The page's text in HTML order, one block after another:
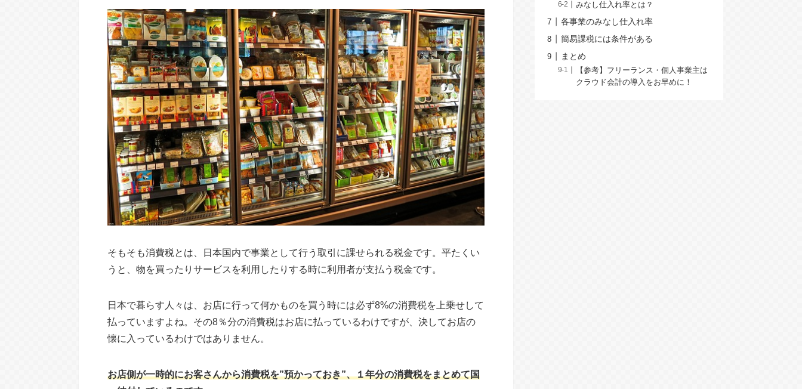
そもそも消費税とは、日本国内で事業として行う取引に課せられる税金です。平たくい
うと、物を買ったりサービスを利用したりする時に利用者が支払う税金です。
日本で暮らす人々は、お店に行って何かものを買う時には必ず8%の消費税を上乗せして
払っていますよね。その8％分の消費税はお店に払っているわけですが、決してお店の
懐に入っているわけではありません。
お店側が一時的にお客さんから消費税を”預かっておき”、１年分の消費税をまとめて国
みなし仕入れ率とは？
各事業のみなし仕入れ率
簡易課税には条件がある
まとめ
【参考】フリーランス・個人事業主は
クラウド会計の導入をお早めに！